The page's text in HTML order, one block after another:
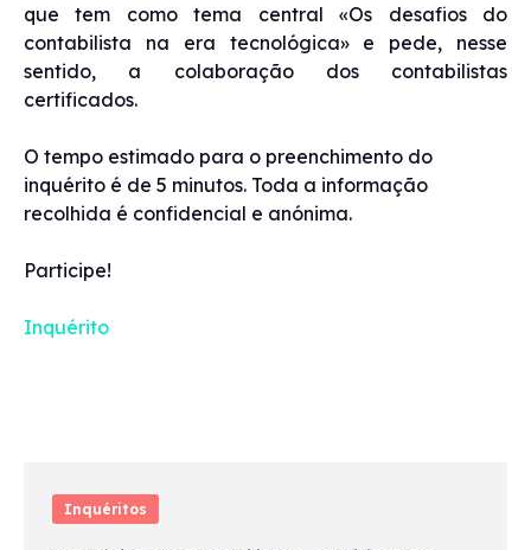
Inquéritos
que tem como tema central «Os desafios do
contabilista na era tecnológica» e pede, nesse
sentido, a colaboração dos contabilistas
certificados.
O tempo estimado para o preenchimento do
inquérito é de 5 minutos. Toda a informação
recolhida é confidencial e anónima.
Participe!
Inquérito